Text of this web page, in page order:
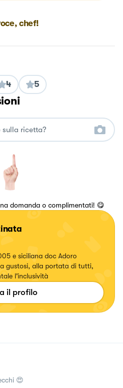
chef!
4 5
domanda o complimentati! 😋
e siciliana doc Adoro
gustosi, alla portata di tutti,
l'inclusività
il profilo
😍